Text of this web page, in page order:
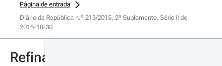
Página de entrada
Diário da República n.º 213/2015, 2º Suplemento, Série II de
2015-10-30
Refinar